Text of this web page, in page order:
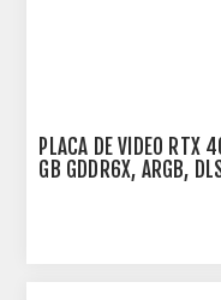
PLACA DE VÍDEO RTX
GB GDDR6X, ARGB,